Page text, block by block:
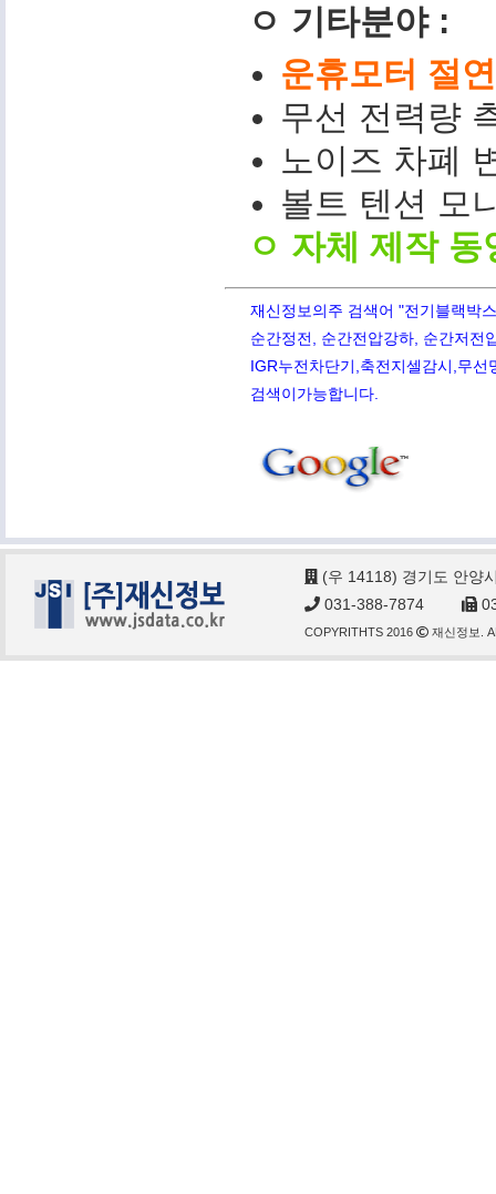
ㅇ 기타분야 :
운휴모터 절
무선 전력량
노이즈 차폐
볼트 텐션 모
ㅇ 자체 제작
재신정보의주 검색어 "전기블랙박
순간정전, 순간전압강하, 순간저전
IGR누전차단기,축전지셀감시,무
검색이가능합니다.
(우 14118) 경기도 안양
031-388-7874
COPYRITHTS 2016 재신정보.